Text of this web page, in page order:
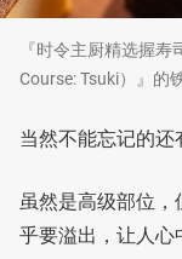
『时令主厨精选握
Course: Tsuki）』的
当然不能忘记的还
虽然是高级部位，
乎要溢出，让人心